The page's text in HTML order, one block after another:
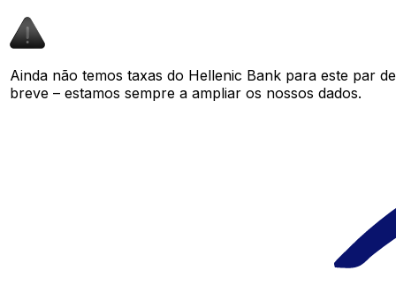
Ainda não temos taxas do Hellenic Bank para este par
breve – estamos sempre a ampliar os nossos dados.